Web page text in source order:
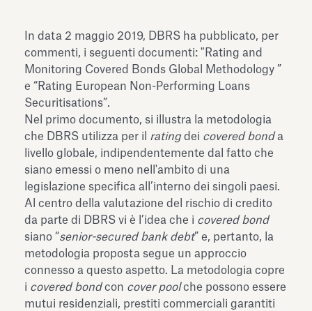
In data 2 maggio 2019, DBRS ha pubblicato, per
commenti, i seguenti documenti: " Rating and
Monitoring Covered Bonds Global Methodology ”
e “ Rating European Non-Performing Loans
Securitisations”.
Nel primo documento, si illustra la metodologia
che DBRS utilizza per il rating dei covered bonda
livello globale, indipendentemente dal fatto che
siano emessi o meno nell'ambito di una
legislazione specifica all’interno dei singoli paesi.
Al centro della valutazione del rischio di credito
da parte di DBRS vi è l’idea che i covered bond
siano “senior-secured bank debt” e, pertanto, la
metodologia proposta segue un approccio
connesso a questo aspetto. La metodologia copre
i covered bondcon cover poolche possono essere
mutui residenziali, prestiti commerciali garantiti